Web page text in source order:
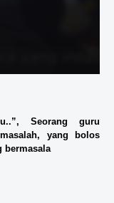
Seorang guru
yang bolos
bermasala